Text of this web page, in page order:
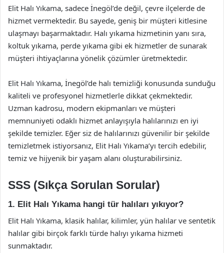
Elit Halı Yıkama, sadece İnegöl’de değil, çevre ilçelerde de
hizmet vermektedir. Bu sayede, geniş bir müşteri kitlesine
ulaşmayı başarmaktadır. Halı yıkama hizmetinin yanı sıra,
koltuk yıkama, perde yıkama gibi ek hizmetler de sunarak
müşteri ihtiyaçlarına yönelik çözümler üretmektedir.
Elit Halı Yıkama, İnegöl’de halı temizliği konusunda sunduğu
kaliteli ve profesyonel hizmetlerle dikkat çekmektedir.
Uzman kadrosu, modern ekipmanları ve müşteri
memnuniyeti odaklı hizmet anlayışıyla halılarınızı en iyi
şekilde temizler. Eğer siz de halılarınızı güvenilir bir şekilde
temizletmek istiyorsanız, Elit Halı Yıkama’yı tercih edebilir,
temiz ve hijyenik bir yaşam alanı oluşturabilirsiniz.
SSS (Sıkça Sorulan Sorular)
1. Elit Halı Yıkama hangi tür halıları yıkıyor?
Elit Halı Yıkama, klasik halılar, kilimler, yün halılar ve sentetik
halılar gibi birçok farklı türde halıyı yıkama hizmeti
sunmaktadır.